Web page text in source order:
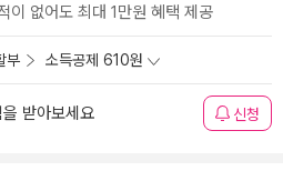
이 없어도 최대 1만원 혜택 제공
부 소득공제 610원
받아보세요 신청